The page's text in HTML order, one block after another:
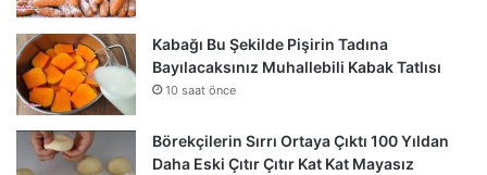
Kabağı Bu Şekilde Pişirin Tadına
Bayılacaksınız Muhallebili Kabak Tatlısı
10 saat önce
Börekçilerin Sırrı Ortaya Çıktı 100 Yıldan
Daha Eski Çıtır Çıtır Kat Kat Mayasız